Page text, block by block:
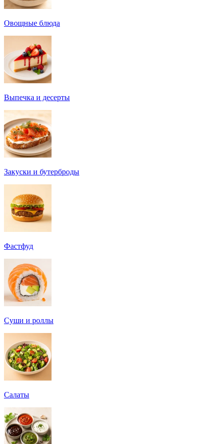
Овощные блюда
Выпечка и десерты
Закуски и бутерброды
Фастфуд
Суши и роллы
Салаты